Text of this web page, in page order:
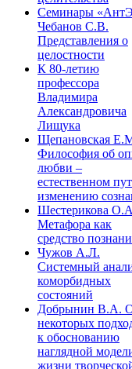
Семинары
Чебанов С.В.
Представления о
целостности
К 80-летию
профессора
Владимира
Александровича
Лищука
Щепановская
Философия об
любви –
естественном
изменению
Шестерикова
Метафора как
средство
Чужов А.Л.
Системный
коморбидных
состояний
Добрынин В.А.
некоторых
к обоснованию
наглядной
жизни